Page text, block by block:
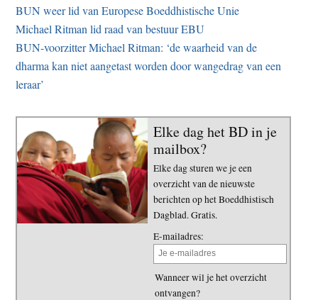
BUN weer lid van Europese Boeddhistische Unie
Michael Ritman lid raad van bestuur EBU
BUN-voorzitter Michael Ritman: ‘de waarheid van de
dharma kan niet aangetast worden door wangedrag van een
leraar’
Elke dag het BD in je
mailbox?
Elke dag sturen we je een
overzicht van de nieuwste
berichten op het Boeddhistisch
Dagblad. Gratis.
E-mailadres:
Wanneer wil je het overzicht
ontvangen?